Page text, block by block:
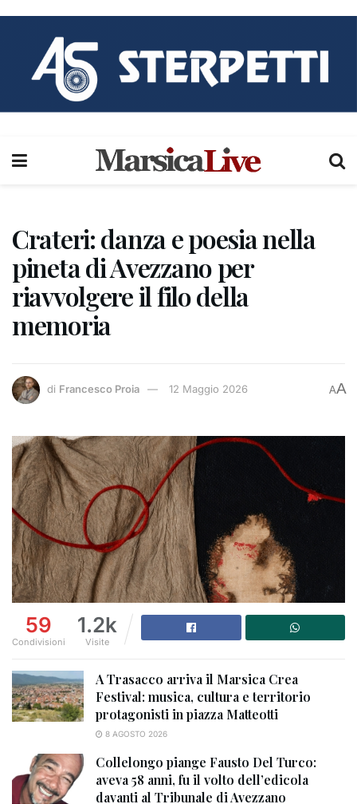
Crateri: danza e poesia nella
pineta di Avezzano per
riavvolgere il filo della
memoria
di Francesco Proia 12 Maggio 2026 AA
59
Condivisioni
1.2k
Visite
A Trasacco arriva il Marsica Crea
Festival: musica, cultura e territorio
protagonisti in piazza Matteotti
8 AGOSTO 2026
Collelongo piange Fausto Del Turco:
aveva 58 anni, fu il volto dell’edicola
davanti al Tribunale di Avezzano